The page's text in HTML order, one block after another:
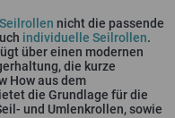
nicht die passende
individuelle Seilrollen.
über einen modernen
die kurze
How aus dem
die Grundlage für die
und Umlenkrollen, sowie